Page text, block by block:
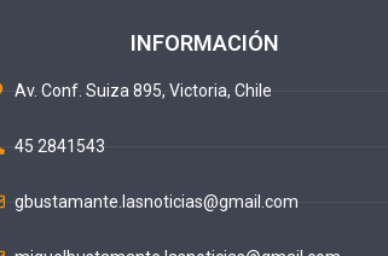
INFORMACIÓN
Av. Conf. Suiza 895, Victoria, Chile
45 2841543
gbustamante.lasnoticias@gmail.com